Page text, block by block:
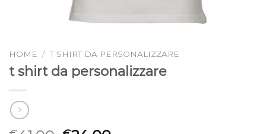
HOME / T SHIRT DA PERSONALIZZARE
t shirt da personalizzare